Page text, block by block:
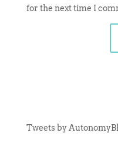
for the next time I
Tweets by